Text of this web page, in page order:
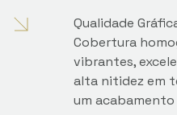
Qualidade
Cobertura
vibrantes,
alta nitidez em
um